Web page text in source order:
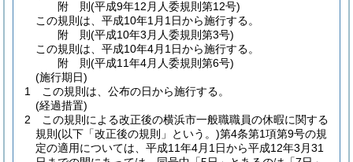
附 則(平成9年12月 人委規則第12号)
この規則は、平成10年1月1日から施行する。
附 則(平成10年3月 人委規則第3号)
この規則は、平成10年4月1日から施行する。
附 則(平成11年4月 人委規則第6号)
(施行期日)
1
この規則は、公布の日から施行する。
(経過措置)
2
この規則による改正後の横浜市一般職職員の休暇に関する
規則 (以下「改正後の規則」という。)第4条第1項第9号の規
定の適用については、平成11年4月1日から平成12年3月31